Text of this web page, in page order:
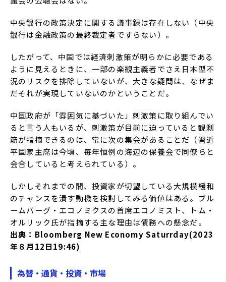
中央銀行の政策決定に関する議事録は存在しない（中央
銀行は金融政策の最終裁定者ですらない）。
したがって、中国では経済刺激策が明らかに必要である
ように見えるときに、一部の楽観主義者でさえ日本型不
況のリスクを排除していないが、大きな疑問は、なぜま
だそれが実現していないのかということだ。
中国政府が「雰囲気に基づいた」刺激策に取り組んでい
ると言う人もいるが、刺激策が目前に迫っていると観測
筋が指摘できるのは、常に次の集会があることだ（習近
平国家主席は今頃、毎年恒例の海辺の保養会で同僚らと
会合していると考えられている）。
しかしそれまでの間、投資家が切望している大規模緩和
のチャンスを潰す動機を検討してみる価値はある。ブル
ームバーグ・エコノミクスの首席エコノミスト、トム・
オルリック氏が指摘する主な理由は債務への懸念だ。
出典：Bloomberg New Economy Saturrday(2023
年８月12日19:46)
為替・通貨・投資・市場